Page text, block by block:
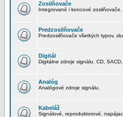
Zosilňovače
Integrované i koncové
Predzosilňovače
Predzosilňovače všetkých typov,
Digitál
Digitálne zdroje signálu. CD, SACD,
Analóg
Analógové zdroje signálu.
Kabeláž
Signálové, reproduktorové,